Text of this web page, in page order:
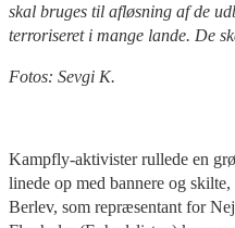
skal bruges til afløsning af de
terroriseret i mange lande. De
Fotos: Sevgi K.
Kampfly-aktivister rullede en
linede op med bannere og
Berlev, som repræsentant for